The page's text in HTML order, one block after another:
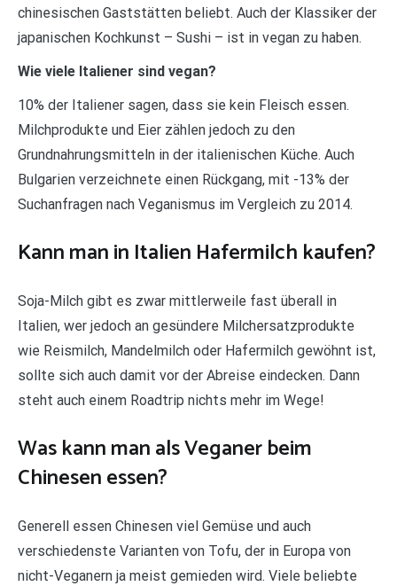
chinesischen Gaststätten beliebt. Auch der Klassiker der
japanischen Kochkunst – Sushi – ist in vegan zu haben.
Wie viele Italiener sind vegan?
10% der Italiener sagen, dass sie kein Fleisch essen.
Milchprodukte und Eier zählen jedoch zu den
Grundnahrungsmitteln in der italienischen Küche. Auch
Bulgarien verzeichnete einen Rückgang, mit -13% der
Suchanfragen nach Veganismus im Vergleich zu 2014.
Kann man in Italien Hafermilch kaufen?
Soja-Milch gibt es zwar mittlerweile fast überall in
Italien, wer jedoch an gesündere Milchersatzprodukte
wie Reismilch, Mandelmilch oder Hafermilch gewöhnt ist,
sollte sich auch damit vor der Abreise eindecken. Dann
steht auch einem Roadtrip nichts mehr im Wege!
Was kann man als Veganer beim
Chinesen essen?
Generell essen Chinesen viel Gemüse und auch
verschiedenste Varianten von Tofu, der in Europa von
nicht-Veganern ja meist gemieden wird. Viele beliebte